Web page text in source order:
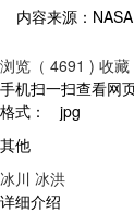
内容来源：
浏览（ 4691 ) 收藏
手机扫一扫查看网
格式：
jpg
其他
冰川 冰洪
详细介绍